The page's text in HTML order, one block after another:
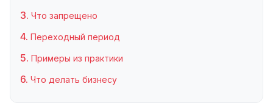
Что запрещено
Переходный период
Примеры из практики
Что делать бизнесу